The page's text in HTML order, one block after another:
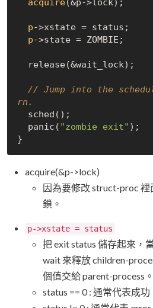
p->xstate = status;
p->state = ZOMBIE;
// Jump into the
rn.
  panic(
"zombie exit" );
acquire(&p->lock)
因為要修改 struct-proc
鎖。
p->xstate = status
把 exit status 儲存起來，
wait 來釋放 children-
個值交給 parent-process。
status == 0 : 通常代表成功